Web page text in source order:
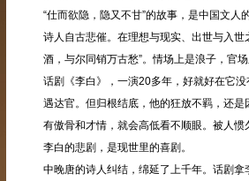
“仕而欲隐，隐又不甘”的故事，是中国文人
诗人自古悲催。在理想与现实、出世与入
酒，与尔同销万古愁”。情场上是浪子，官
话剧《李白》，一演20多年，好就好在它
遇达官。但归根结底，他的狂放不羁，还是
有傲骨和才情，就会高低看不顺眼。被人
李白的悲剧，是现世里的喜剧。
中晚唐的诗人纠结，绵延了上千年。话剧拿